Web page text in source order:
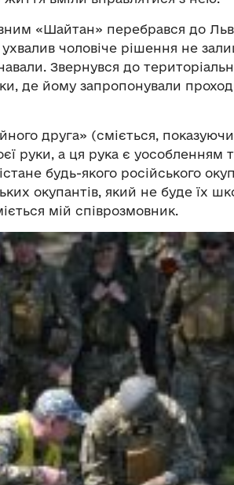
«Шайтан» перебрався до
ухвалив чоловіче рішення не
Звернувся до
де йому запропонували
друга» (сміється,
руки, а ця рука є уособленням
будь-якого російського
окупантів, який не буде їх
мій співрозмовник.